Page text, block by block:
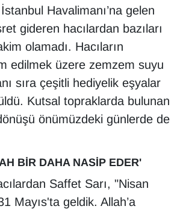
Havalimanı’na gelen
gideren hacılardan bazıları
olamadı. Hacıların
edilmek üzere zemzem suyu
sıra çeşitli hediyelik eşyalar
Kutsal topraklarda bulunan
önümüzdeki günlerde de
BİR DAHA NASİP EDER'
Saffet Sarı, "Nisan
Mayıs'ta geldik. Allah’a